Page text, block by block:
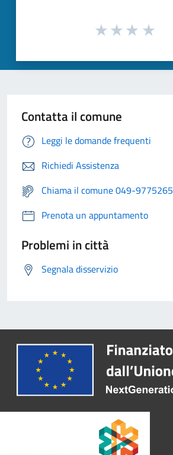
Contatta il comune
Leggi le domande frequenti
Richiedi Assistenza
Chiama il comune 049-9775265
Prenota un appuntamento
Problemi in città
Segnala disservizio